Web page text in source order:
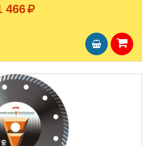
466